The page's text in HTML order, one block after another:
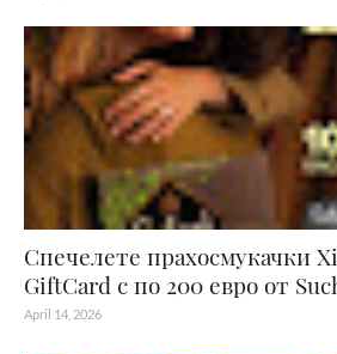
Спечелете прахосмукачки
GiftCard с по 200 евро от
April 14, 2026